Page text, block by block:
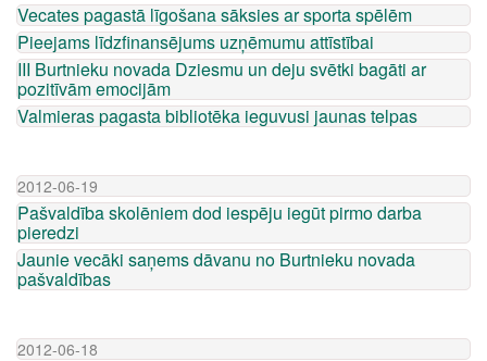
Vecates pagastā līgošana sāksies ar sporta spēlēm
Pieejams līdzfinansējums uzņēmumu attīstībai
III Burtnieku novada Dziesmu un deju svētki bagāti ar
pozitīvām emocijām
Valmieras pagasta bibliotēka ieguvusi jaunas telpas
2012-06-19
Pašvaldība skolēniem dod iespēju iegūt pirmo darba
pieredzi
Jaunie vecāki saņems dāvanu no Burtnieku novada
pašvaldības
2012-06-18